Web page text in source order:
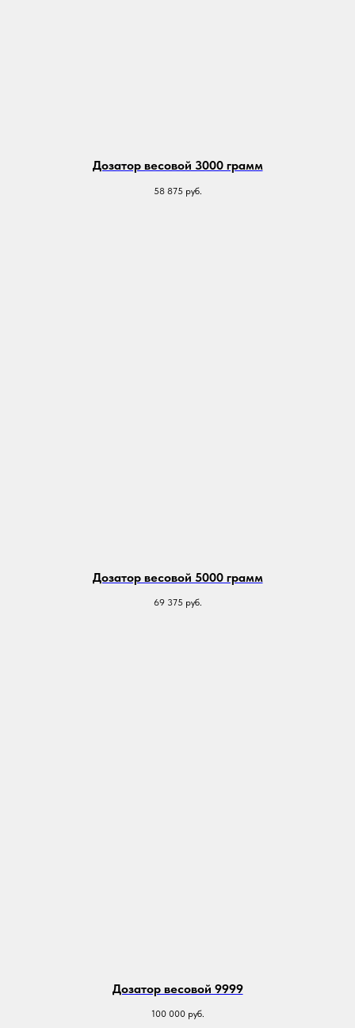
Дозатор весовой 3000 грамм
58 875 руб.
Дозатор весовой 5000 грамм
69 375 руб.
Дозатор весовой 9999
100 000 руб.